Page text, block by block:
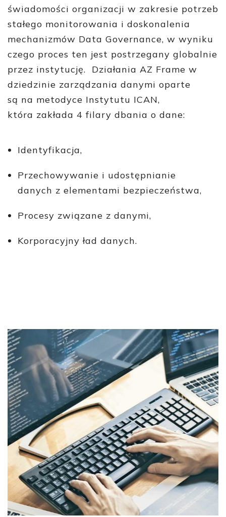
świadomości organizacji w zakresie potrzeb
stałego monitorowania i doskonalenia
mechanizmów Data Governance, w wyniku
czego proces ten jest postrzegany globalnie
przez instytucję. Działania AZ Frame w
dziedzinie zarządzania danymi oparte
są na metodyce Instytutu ICAN,
która zakłada 4 filary dbania o dane:
Identyfikacja,
Przechowywanie i udostępnianie
danych z elementami bezpieczeństwa,
Procesy związane z danymi,
Korporacyjny ład danych.